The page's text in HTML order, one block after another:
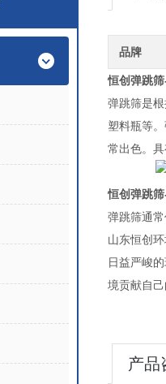
品牌
恒创弹跳
弹跳筛是
塑料瓶等
常出色。
恒创弹跳
弹跳筛通
山东恒创
日益严峻
产品